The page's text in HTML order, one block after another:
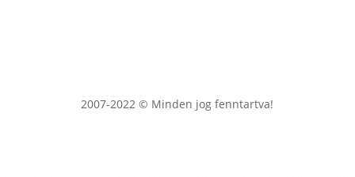
2007-2022 © Minden jog fenntartva!